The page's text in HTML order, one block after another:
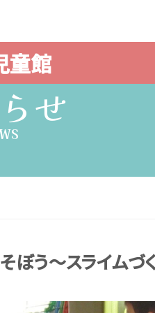
せ
ぼう～スライムづ
童館